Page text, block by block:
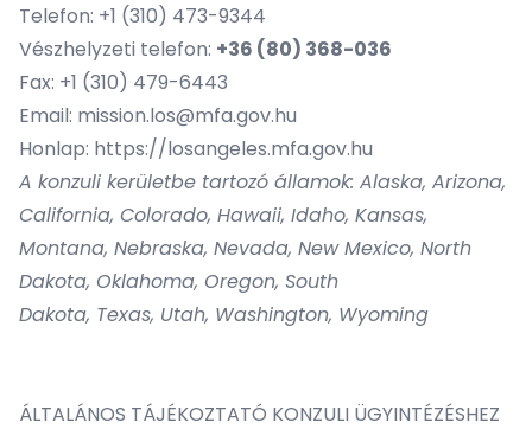
Telefon: +1 (310) 473-9344
Vészhelyzeti telefon: +36 (80) 368-036
Fax: +1 (310) 479-6443
Email: mission.los@mfa.gov.hu
Honlap: https://losangeles.mfa.gov.hu
A konzuli kerületbe tartozó államok: Alaska, Arizona,
California, Colorado, Hawaii, Idaho, Kansas,
Montana, Nebraska, Nevada, New Mexico, North
Dakota, Oklahoma, Oregon, South
Dakota, Texas, Utah, Washington, Wyoming
ÁLTALÁNOS TÁJÉKOZTATÓ KONZULI ÜGYINTÉZÉSHEZ